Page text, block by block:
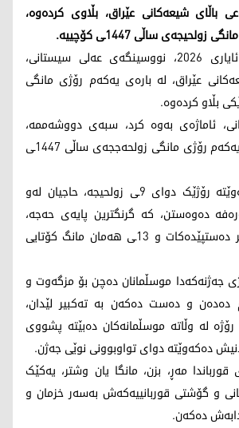
باڵای شیعەکانی عێراق، بڵاوی کردەوە،
ساڵی 1447ـی کۆچییە.
یەکشەممە، 17ـی ئایاری 2026، نووسینگەی عەلی سیستانی،
عێراق، لە بارەی یەکەم رۆژی مانگی
بڵاو کردەوە.
ئاماژەی بەوە کرد، سبەی دووشەممە،
18ـی ئایاری 2026، یەکەم رۆژی مانگی زولحەججەی ساڵی 1447ـی
جەژنی قوربان دەکەوێتە رۆژێک دوای 9ـی زولحیجە، حاجیان لەو
دەوەستن، کە گرنگترین پایەی حەجە،
جەژن بۆ رۆژی دواتر دەستپێدەکات و 13ـی هەمان مانگ کۆتایی
جەژنەکەدا موسڵمانان دەچن بۆ مزگەوت و
دەدەن و دەست دەکەن بە تەکبیر لێدان،
لە وڵاتە موسڵمانەکان دەبێتە پشووی
دەکەوێتە دوای تواوبوونی نوێی جەژن.
مەڕ، بزن، مانگا یان وشتر، یەکێک
و گۆشتی قوربانییەکەش بەسەر خزمان و
دەکەن.